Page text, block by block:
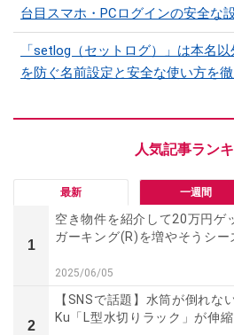
台目スマホ・PCログインの安全な
「setlog（セットログ）」は本名
を防ぐ名前設定と安全な使い方を
最新 一週間
1
空き物件を紹介して20万円ゲ
ガーキング(R)を増やそうシー
2025/06/05
2
【SNSで話題】水筒が倒れな
Ku「L型水切りラック」が伸縮